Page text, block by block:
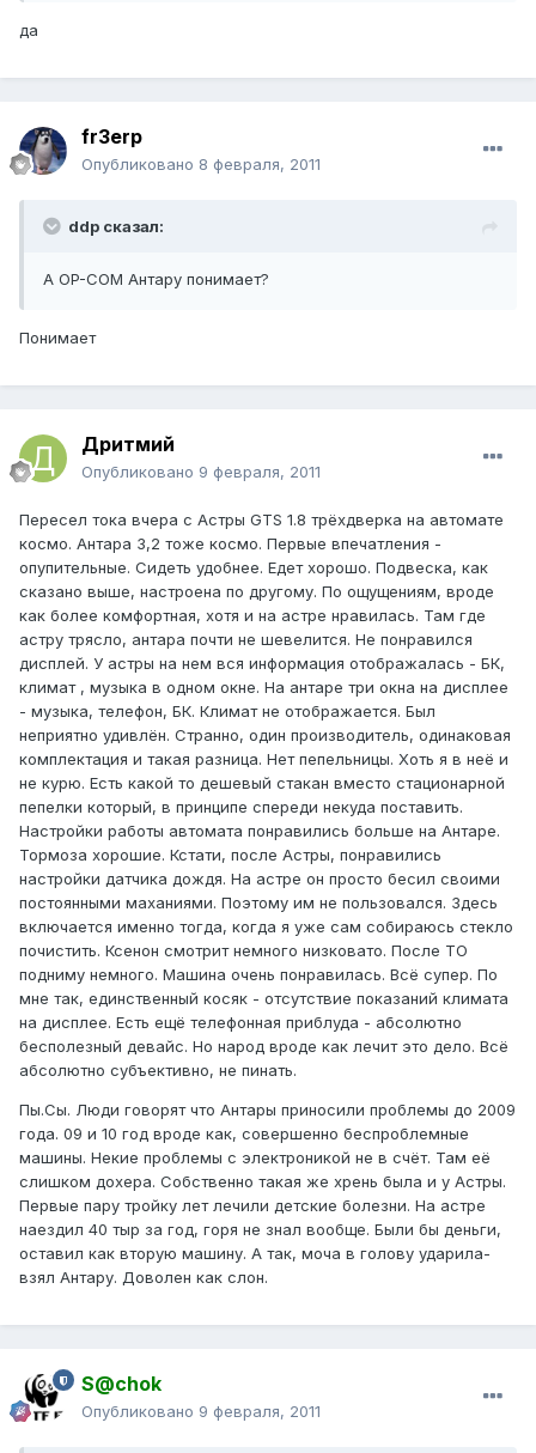
да
fr3erp
Опубликовано 8 февраля, 2011
ddp сказал:
А OP-COM Антару понимает?
Понимает
Дритмий
Опубликовано 9 февраля, 2011
Пересел тока вчера с Астры GTS 1.8 трёхдверка на автомате
космо. Антара 3,2 тоже космо. Первые впечатления -
опупительные. Сидеть удобнее. Едет хорошо. Подвеска, как
сказано выше, настроена по другому. По ощущениям, вроде
как более комфортная, хотя и на астре нравилась. Там где
астру трясло, антара почти не шевелится. Не понравился
дисплей. У астры на нем вся информация отображалась - БК,
климат , музыка в одном окне. На антаре три окна на дисплее
- музыка, телефон, БК. Климат не отображается. Был
неприятно удивлён. Странно, один производитель, одинаковая
комплектация и такая разница. Нет пепельницы. Хоть я в неё и
не курю. Есть какой то дешевый стакан вместо стационарной
пепелки который, в принципе спереди некуда поставить.
Настройки работы автомата понравились больше на Антаре.
Тормоза хорошие. Кстати, после Астры, понравились
настройки датчика дождя. На астре он просто бесил своими
постоянными маханиями. Поэтому им не пользовался. Здесь
включается именно тогда, когда я уже сам собираюсь стекло
почистить. Ксенон смотрит немного низковато. После ТО
подниму немного. Машина очень понравилась. Всё супер. По
мне так, единственный косяк - отсутствие показаний климата
на дисплее. Есть ещё телефонная приблуда - абсолютно
бесполезный девайс. Но народ вроде как лечит это дело. Всё
абсолютно субъективно, не пинать.
Пы.Сы. Люди говорят что Антары приносили проблемы до 2009
года. 09 и 10 год вроде как, совершенно беспроблемные
машины. Некие проблемы с электроникой не в счёт. Там её
слишком дохера. Собственно такая же хрень была и у Астры.
Первые пару тройку лет лечили детские болезни. На астре
наездил 40 тыр за год, горя не знал вообще. Были бы деньги,
оставил как вторую машину. А так, моча в голову ударила-
взял Антару. Доволен как слон.
S@chok
Опубликовано 9 февраля, 2011